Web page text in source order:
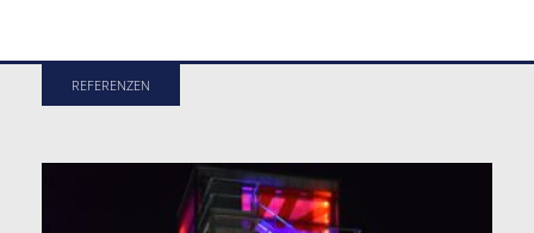
REFERENZEN